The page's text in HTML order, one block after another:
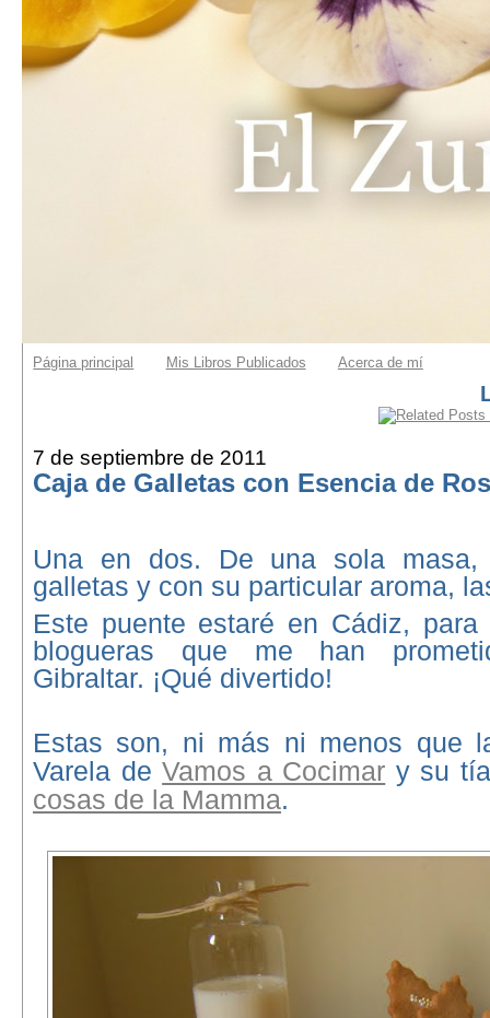
Página principal Mis Libros Publicados Acerca de mí
7 de septiembre de 2011
Caja de Galletas con Esencia de
Una en dos. De una sola
galletas y con su particular aroma,
Este puente estaré en Cádiz,
blogueras que me han
Gibraltar. ¡Qué divertido!
Estas son, ni más ni menos que
Varela deVamos a Cocimar y su
cosas de la Mamma.